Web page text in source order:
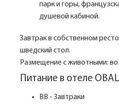
парк и горы,
душевой кабиной.
Завтрак в собственном
шведский стол.
Размещение с животными:
Питание в отеле
BB - Завтраки